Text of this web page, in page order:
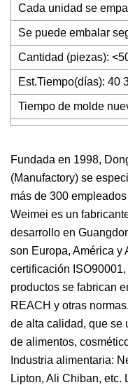
Cada unidad se
Se puede embalar
Cantidad (piezas):
Est.Tiempo(días): 40
Tiempo de molde
Fundada en 1998,
(Manufactory) se
más de 300
Weimei es un
desarrollo en
son Europa, América y
certificación
productos se fabrican
REACH y otras
de alta calidad, que se
de alimentos,
Industria alimentaria:
Lipton, Ali Chiban, etc.